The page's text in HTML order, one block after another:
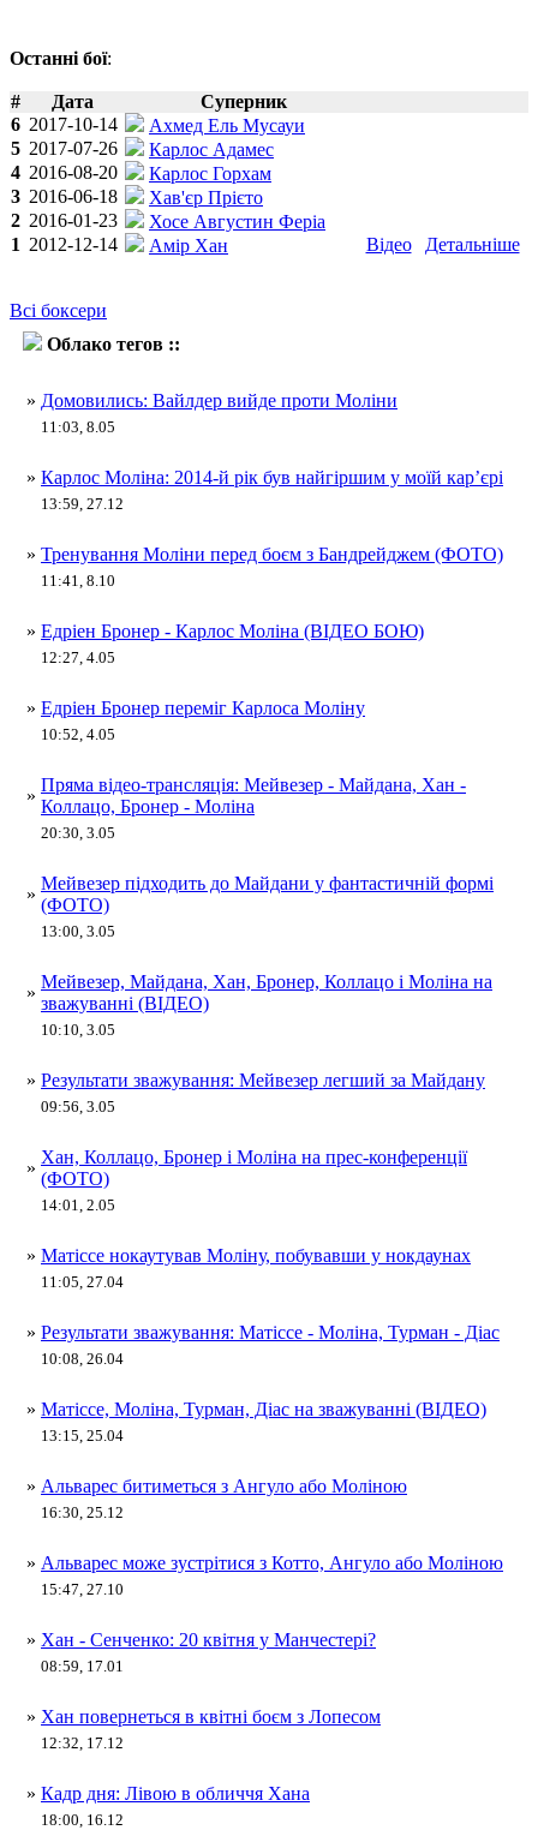
Останні бої:
# Дата
Суперник
6 2017-10-14
Ахмед Ель Мусауи
5 2017-07-26
Карлос Адамес
4 2016-08-20
Карлос Горхам
3 2016-06-18
Хав'єр Прієто
2 2016-01-23
Хосе Августин Феріа
1 2012-12-14 Амір Хан Відео Детальніше
Всі боксери
Облако тегов ::
» Домовились: Вайлдер вийде проти Моліни
11:03, 8.05
» Карлос Моліна: 2014-й рік був найгіршим у моїй кар’єрі
13:59, 27.12
» Тренування Моліни перед боєм з Бандрейджем (ФОТО)
11:41, 8.10
» Едріен Бронер - Карлос Моліна (ВІДЕО БОЮ)
12:27, 4.05
» Едріен Бронер переміг Карлоса Моліну
10:52, 4.05
»
Пряма відео-трансляція: Мейвезер - Майдана, Хан -
Коллацо, Бронер - Моліна
20:30, 3.05
»
Мейвезер підходить до Майдани у фантастичній формі
(ФОТО)
13:00, 3.05
»
Мейвезер, Майдана, Хан, Бронер, Коллацо і Моліна на
зважуванні (ВІДЕО)
10:10, 3.05
» Результати зважування: Мейвезер легший за Майдану
09:56, 3.05
»
Хан, Коллацо, Бронер і Моліна на прес-конференції
(ФОТО)
14:01, 2.05
» Матіссе нокаутував Моліну, побувавши у нокдаунах
11:05, 27.04
» Результати зважування: Матіссе - Моліна, Турман - Діас
10:08, 26.04
» Матіссе, Моліна, Турман, Діас на зважуванні (ВІДЕО)
13:15, 25.04
» Альварес битиметься з Ангуло або Моліною
16:30, 25.12
» Альварес може зустрітися з Котто, Ангуло або Моліною
15:47, 27.10
» Хан - Сенченко: 20 квітня у Манчестері?
08:59, 17.01
» Хан повернеться в квітні боєм з Лопесом
12:32, 17.12
» Кадр дня: Лівою в обличчя Хана
18:00, 16.12